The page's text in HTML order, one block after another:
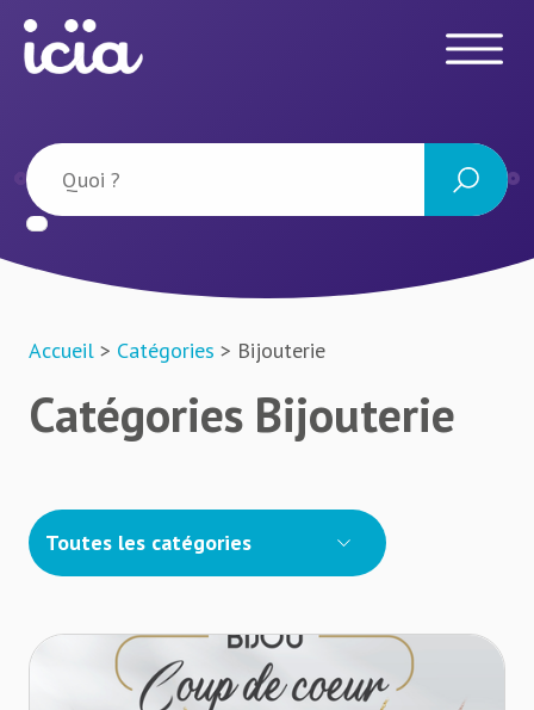
Accueil > Catégories > Bijouterie
Catégories Bijouterie
Toutes les catégories